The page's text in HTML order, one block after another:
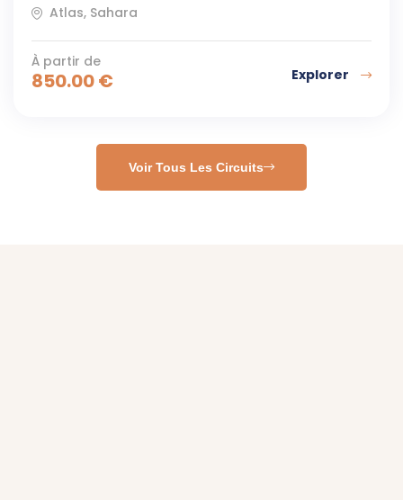
Atlas, Sahara
À partir de
850.00€ Explorer
Voir Tous Les Circuits